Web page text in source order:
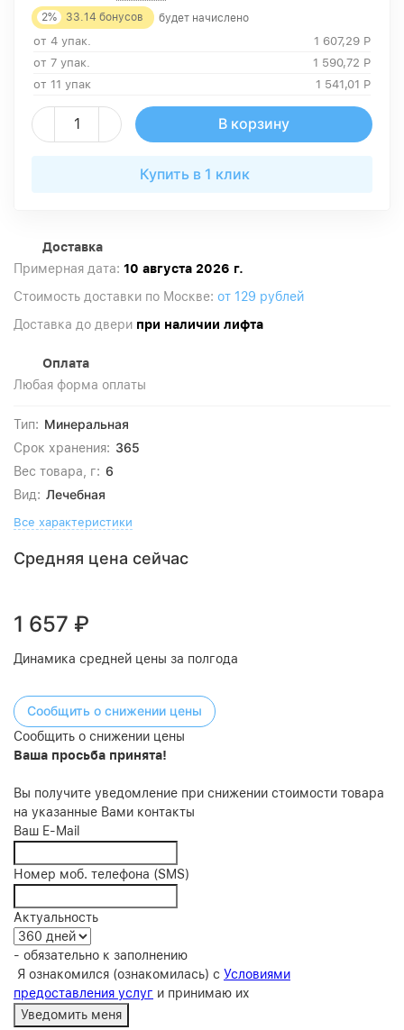
2% 33.14 бонусов будет начислено
от 4 упак. 1 607,29 Р
от 7 упак.
1 590,72 Р
от 11 упак
1 541,01 Р
В корзину
Купить в 1 клик
Доставка
Примерная дата: 10 августа 2026 г.
Стоимость доставки по Москве: от 129 рублей
Доставка до двери при наличии лифта
Оплата
Любая форма оплаты
Тип: Минеральная
Срок хранения: 365
Вес товара, г: 6
Вид: Лечебная
Все характеристики
Средняя цена сейчас
1 657 ₽
Динамика средней цены за полгода
Сообщить о снижении цены
Сообщить о снижении цены
Ваша просьба принята!
Вы получите уведомление при снижении стоимости товара
на указанные Вами контакты
Ваш E-Mail
Номер моб. телефона (SMS)
Актуальность
- обязательно к заполнению
Я ознакомился (ознакомилась) с Условиями
предоставления услуг и принимаю их